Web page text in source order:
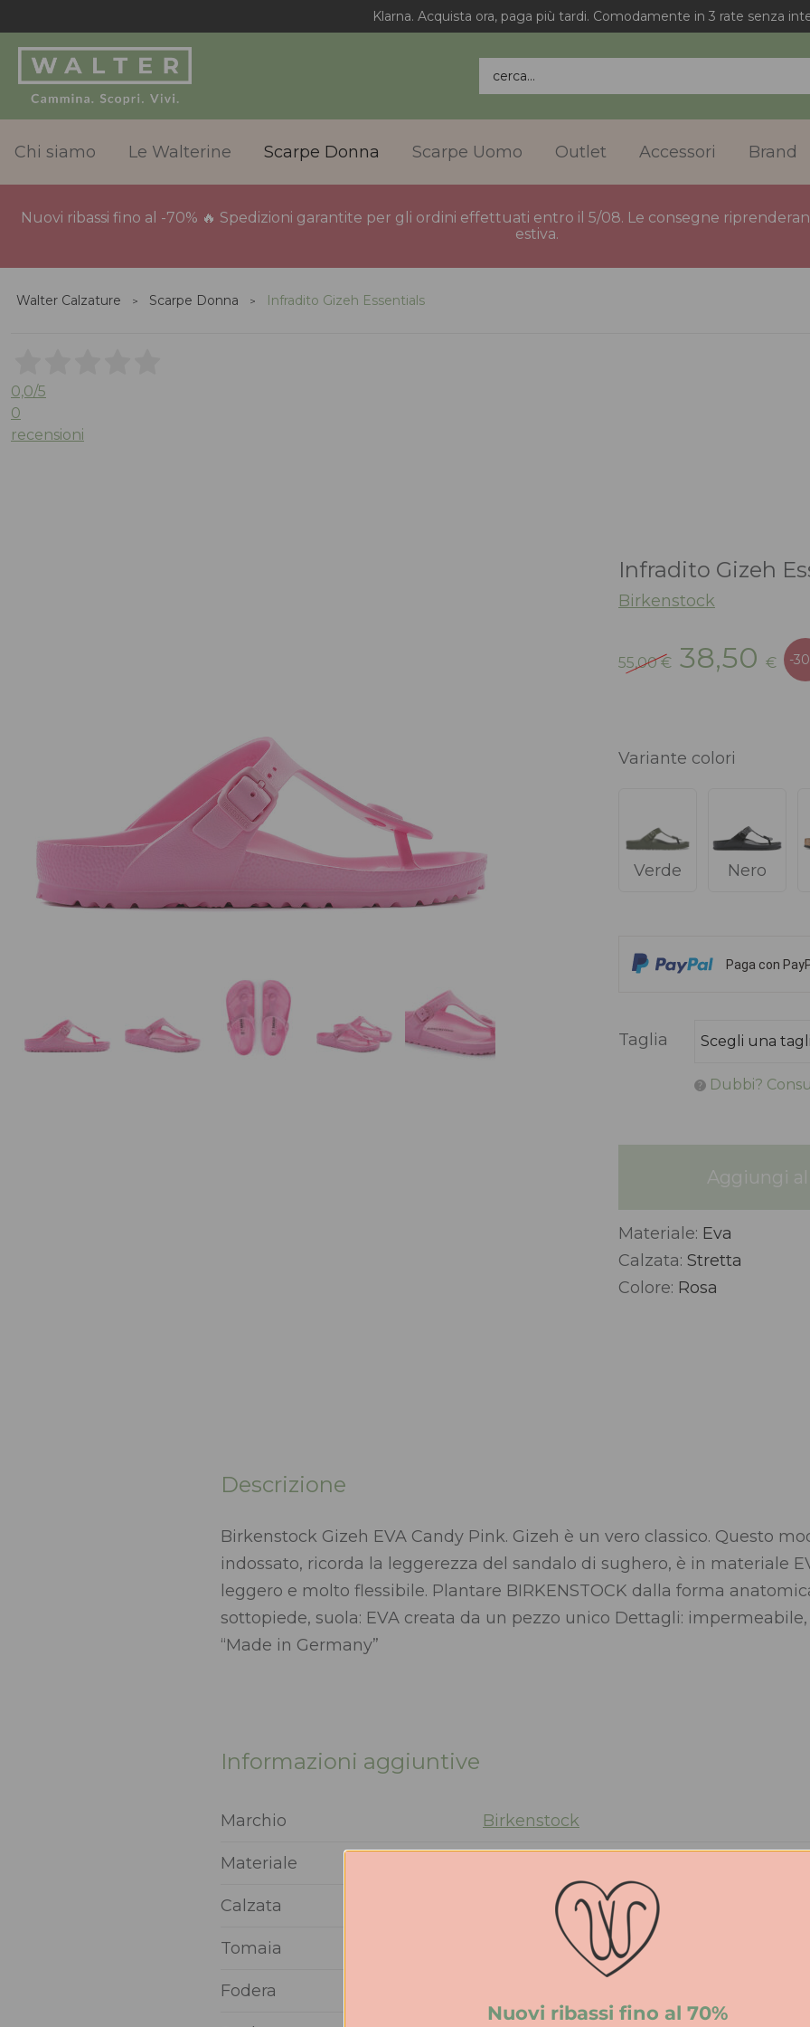
Spedizione gratuita in Italia per gli ordini superiori a 75€.
cerca...
Chi siamo Le Walterine Scarpe Donna Scarpe Uomo Outlet Accessori Brand
Nuovi ribassi fino al -70% 🔥 Spedizioni garantite per gli ordini effettuati entro il 5/08. Le consegne
estiva.
Walter Calzature Scarpe Donna Infradito Gizeh Essentials
0,0/5
0
recensioni
Infradito Gizeh
Birkenstock
55,00€
Il
prezzo
55,00 €.
38,50 €
Il
-
Variante colori
Verde Nero
Paga con
Taglia
Dubbi?
Aggiungi
Alternative:
Materiale: Eva
Calzata: Stretta
Colore: Rosa
Descrizione
Birkenstock Gizeh EVA Candy Pink. Gizeh è un vero classico. Questo
indossato, ricorda la leggerezza del sandalo di sughero, è in materiale
leggero e molto flessibile. Plantare BIRKENSTOCK dalla forma
sottopiede, suola: EVA creata da un pezzo unico Dettagli:
“Made in Germany”
Informazioni aggiuntive
Marchio Birkenstock
Materiale
Calzata
Tomaia
Fodera
Nuovi ribassi fino al 70%